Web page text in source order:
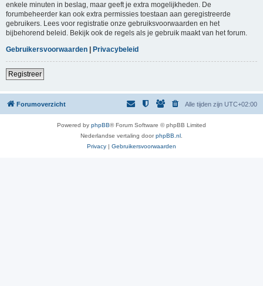
enkele minuten in beslag, maar geeft je extra mogelijkheden. De
forumbeheerder kan ook extra permissies toestaan aan geregistreerde
gebruikers. Lees voor registratie onze gebruiksvoorwaarden en het
bijbehorend beleid. Bekijk ook de regels als je gebruik maakt van het forum.
Gebruikersvoorwaarden | Privacybeleid
Registreer
Forumoverzicht Alle tijden zijn UTC+02:00
Powered by phpBB® Forum Software © phpBB Limited
Nederlandse vertaling doorphpBB.nl
Privacy | Gebruikersvoorwaarden